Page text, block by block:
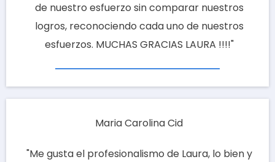
de nuestro esfuerzo sin comparar nuestros
logros, reconociendo cada uno de nuestros
esfuerzos. MUCHAS GRACIAS LAURA !!!!"
Maria Carolina Cid
"Me gusta el profesionalismo de Laura, lo bien y